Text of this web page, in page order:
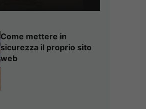
Come mettere in
sicurezza il proprio sito
web